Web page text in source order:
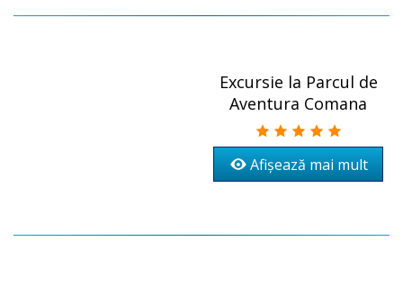
Excursie la Parcul de
Aventura Comana
Afișează mai mult